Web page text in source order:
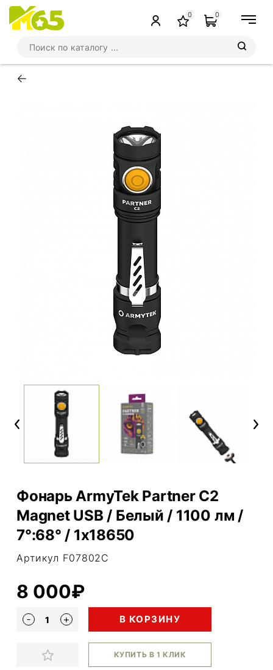
0 0
←
Previous Next
Фонарь ArmyTek Partner C2
Magnet USB / Белый / 1100 лм /
7°:68° / 1x18650
Артикул F07802C
8 000₽
В КОРЗИНУ
КУПИТЬ В 1 КЛИК